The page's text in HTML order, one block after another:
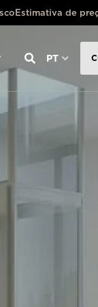
Estimativa de
PT